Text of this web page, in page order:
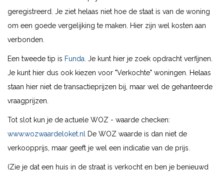
geregistreerd. Je ziet helaas niet hoe de staat is van de woning
om een goede vergelijking te maken. Hier zijn wel kosten aan
verbonden.
Een tweede tip is Funda . Je kunt hier je zoek opdracht verfijnen.
Je kunt hier dus ook kiezen voor "Verkochte" woningen. Helaas
staan hier niet de transactieprijzen bij, maar wel de gehanteerde
vraagprijzen.
Tot slot kun je de actuele WOZ - waarde checken:
www.wozwaardeloket.nl
De WOZ waarde is dan niet de
verkoopprijs, maar geeft je wel een indicatie van de prijs.
(Zie je dat een huis in de straat is verkocht en ben je benieuwd